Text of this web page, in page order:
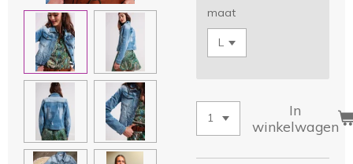
maat
In
winkelwagen